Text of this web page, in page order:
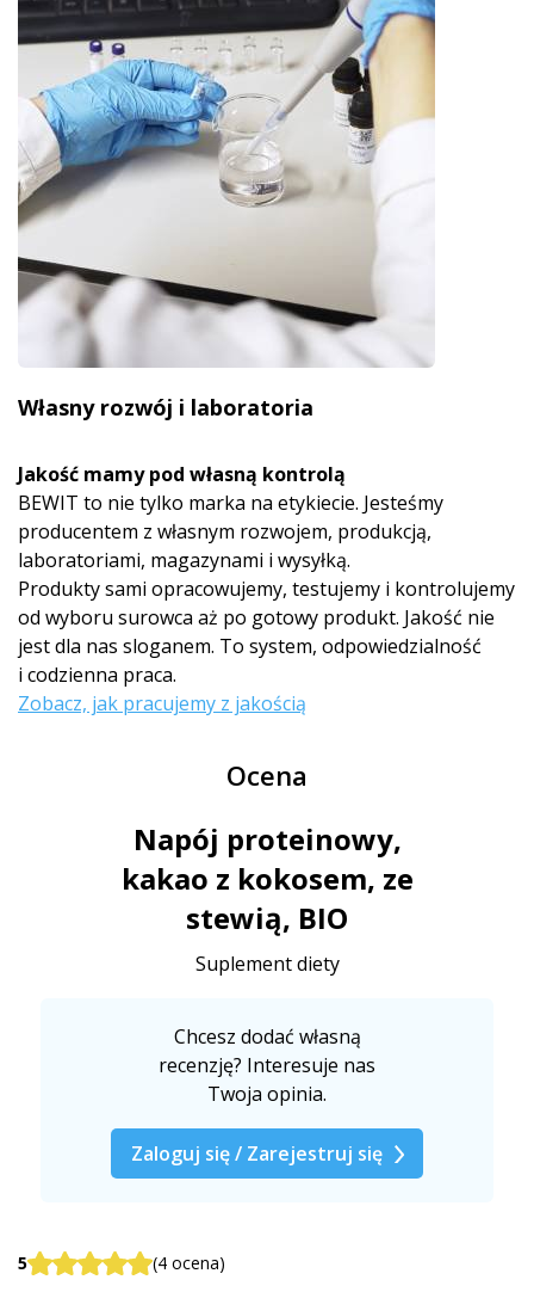
Własny rozwój i laboratoria
Jakość mamy pod własną kontrolą
BEWIT to nie tylko marka na etykiecie. Jesteśmy
producentem z własnym rozwojem, produkcją,
laboratoriami, magazynami i wysyłką.
Produkty sami opracowujemy, testujemy i kontrolujemy
od wyboru surowca aż po gotowy produkt. Jakość nie
jest dla nas sloganem. To system, odpowiedzialność
i codzienna praca.
Zobacz, jak pracujemy z jakością
Ocena
Napój proteinowy,
kakao z kokosem, ze
stewią, BIO
Suplement diety
Chcesz dodać własną
recenzję? Interesuje nas
Twoja opinia.
Zaloguj się / Zarejestruj się
5 (4 ocena)